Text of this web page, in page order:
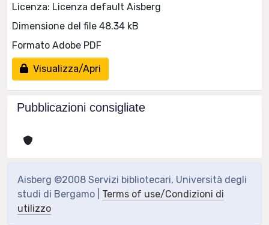
Licenza: Licenza default Aisberg
Dimensione del file 48.34 kB
Formato Adobe PDF
Visualizza/Apri
Pubblicazioni consigliate
Aisberg ©2008 Servizi bibliotecari, Università degli
studi di Bergamo | Terms of use/Condizioni di
utilizzo